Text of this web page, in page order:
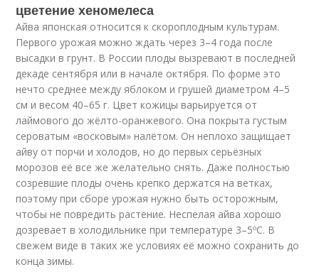
цветение хеномелеса
Айва японская относится к скороплодным культурам.
Первого урожая можно ждать через 3–4 года после
высадки в грунт. В России плоды вызревают в последней
декаде сентября или в начале октября. По форме это
нечто среднее между яблоком и грушей диаметром 4–5
см и весом 40–65 г. Цвет кожицы варьируется от
лаймового до жёлто-оранжевого. Она покрыта густым
сероватым «восковым» налётом. Он неплохо защищает
айву от порчи и холодов, но до первых серьёзных
морозов её все же желательно снять. Даже полностью
созревшие плоды очень крепко держатся на ветках,
поэтому при сборе урожая нужно быть осторожным,
чтобы не повредить растение. Неспелая айва хорошо
дозревает в холодильнике при температуре 3–5ºС. В
свежем виде в таких же условиях её можно сохранить до
конца зимы.